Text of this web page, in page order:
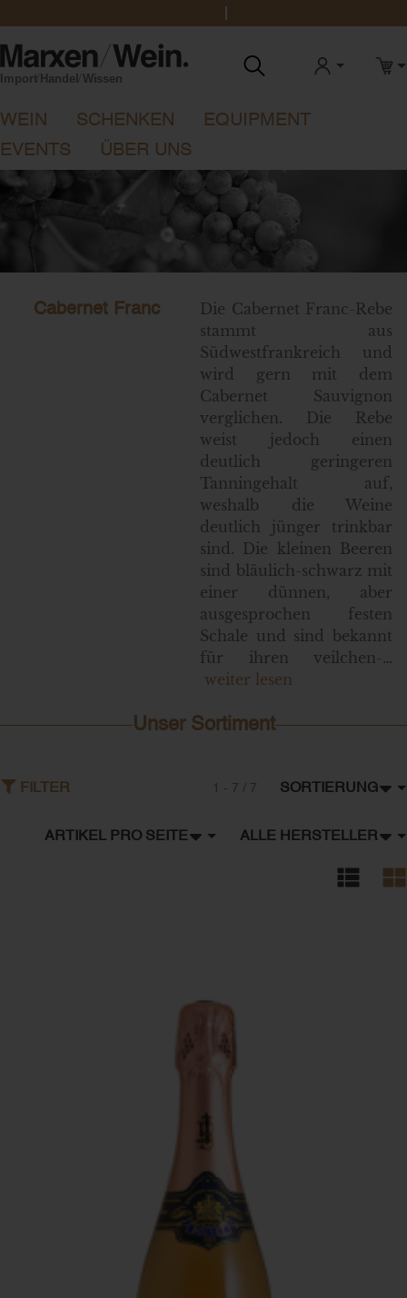
ANMELDEN
WEIN SCHENKEN
EQUIPMENT
EVENTS
ÜBER UNS
Cabernet Franc
Die Cabernet Franc-Rebe
stammt aus
Südwestfrankreich und
wird gern mit dem
Cabernet Sauvignon
verglichen. Die Rebe
weist jedoch einen
deutlich geringeren
Tanningehalt auf,
weshalb die Weine
deutlich jünger trinkbar
sind. Die kleinen Beeren
sind bläulich-schwarz mit
einer dünnen, aber
ausgesprochen festen
Schale und sind bekannt
für ihren veilchen-…
weiter lesen
Unser Sortiment
FILTER 1 - 7 / 7 SORTIERUNG
ARTIKEL PRO SEITE ALLE HERSTELLER